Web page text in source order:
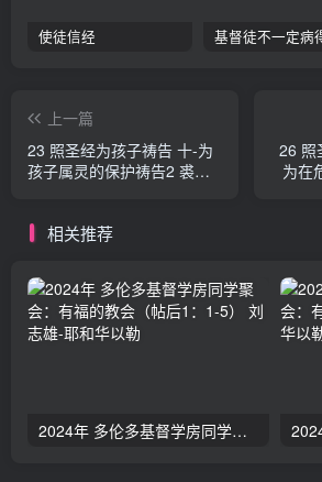
使徒信经
上一篇
23 照圣经为孩子祷告 十-为
孩子属灵的保护祷告2 裘蒂·
26 照
为在
相关推荐
2024年 多伦多基督学房同学聚会：有福的教会（帖后1：1-5） 刘志雄